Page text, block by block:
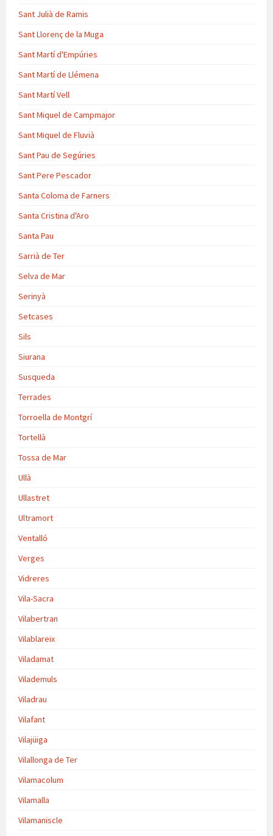
Sant Julià de Ramis
Sant Llorenç de la Muga
Sant Martí d'Empúries
Sant Martí de Llémena
Sant Martí Vell
Sant Miquel de Campmajor
Sant Miquel de Fluvià
Sant Pau de Segúries
Sant Pere Pescador
Santa Coloma de Farners
Santa Cristina d'Aro
Santa Pau
Sarrià de Ter
Selva de Mar
Serinyà
Setcases
Sils
Siurana
Susqueda
Terrades
Torroella de Montgrí
Tortellà
Tossa de Mar
Ullà
Ullastret
Ultramort
Ventalló
Verges
Vidreres
Vila-Sacra
Vilabertran
Vilablareix
Viladamat
Vilademuls
Viladrau
Vilafant
Vilajüiga
Vilallonga de Ter
Vilamacolum
Vilamalla
Vilamaniscle